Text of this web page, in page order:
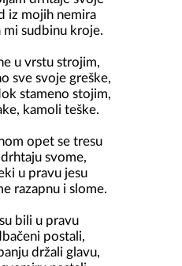
iz mojih nemira
mi sudbinu kroje.
u vrstu strojim,
sve svoje greške,
stameno stojim,
kamoli teške.
opet se tresu
svome,
u pravu jesu
razapnu i slome.
bili u pravu
postali,
držali glavu,